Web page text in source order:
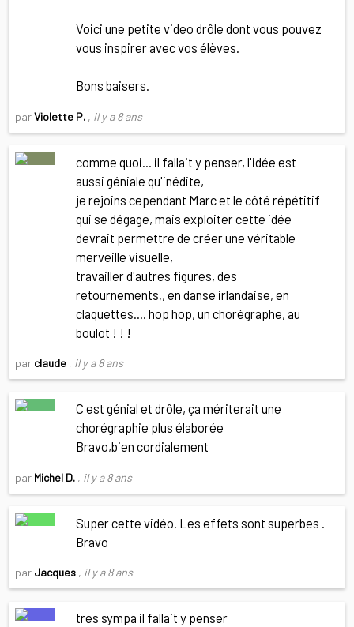
Voici une petite video drôle dont vous pouvez
vous inspirer avec vos élèves.
Bons baisers.
parViolette P. , il y a 8 ans
comme quoi... il fallait y penser, l'idée est
aussi géniale qu'inédite,
je rejoins cependant Marc et le côté répétitif
qui se dégage, mais exploiter cette idée
devrait permettre de créer une véritable
merveille visuelle,
travailler d'autres figures, des
retournements,, en danse irlandaise, en
claquettes.... hop hop, un chorégraphe, au
boulot ! ! !
par claude , il y a 8 ans
C est génial et drôle, ça mériterait une
chorégraphie plus élaborée
Bravo,bien cordialement
par Michel D. , il y a 8 ans
Super cette vidéo. Les effets sont superbes .
Bravo
par Jacques , il y a 8 ans
tres sympa il fallait y penser